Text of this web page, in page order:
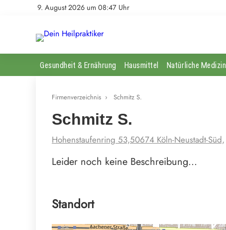
9. August 2026 um 08:47 Uhr
Gesundheit & Ernährung Hausmittel Natürliche Medizin
Firmenverzeichnis › Schmitz S.
Schmitz S.
Hohenstaufenring 53,50674 Köln-Neustadt-Süd,
Leider noch keine Beschreibung…
Standort